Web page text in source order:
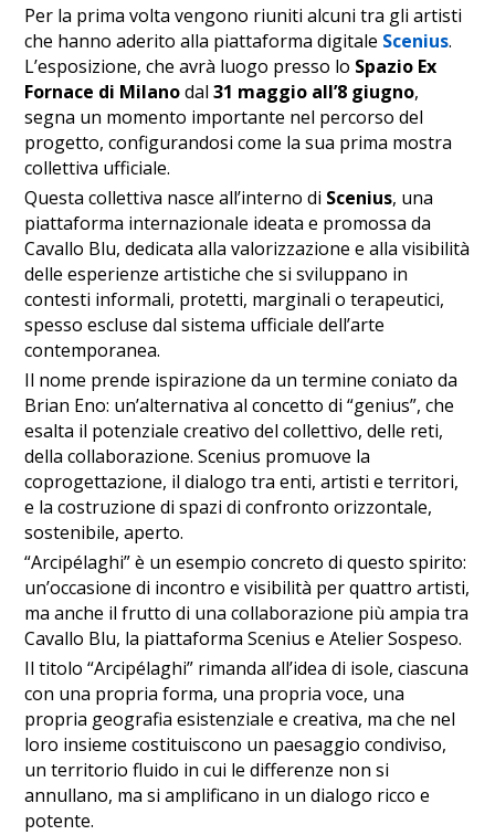
Per la prima volta vengono riuniti alcuni tra gli artisti
che hanno aderito alla piattaforma digitale Scenius.
L’esposizione, che avrà luogo presso lo Spazio Ex
Fornace di Milanodal31 maggio all’8 giugno,
segna un momento importante nel percorso del
progetto, configurandosi come la sua prima mostra
collettiva ufficiale.
Questa collettiva nasce all’interno di Scenius, una
piattaforma internazionale ideata e promossa da
Cavallo Blu, dedicata alla valorizzazione e alla visibilità
delle esperienze artistiche che si sviluppano in
contesti informali, protetti, marginali o terapeutici,
spesso escluse dal sistema ufficiale dell’arte
contemporanea.
Il nome prende ispirazione da un termine coniato da
Brian Eno: un’alternativa al concetto di “genius”, che
esalta il potenziale creativo del collettivo, delle reti,
della collaborazione. Scenius promuove la
coprogettazione, il dialogo tra enti, artisti e territori,
e la costruzione di spazi di confronto orizzontale,
sostenibile, aperto.
“Arcipélaghi” è un esempio concreto di questo spirito:
un’occasione di incontro e visibilità per quattro artisti,
ma anche il frutto di una collaborazione più ampia tra
Cavallo Blu, la piattaforma Scenius e Atelier Sospeso.
Il titolo “Arcipélaghi” rimanda all’idea di isole, ciascuna
con una propria forma, una propria voce, una
propria geografia esistenziale e creativa, ma che nel
loro insieme costituiscono un paesaggio condiviso,
un territorio fluido in cui le differenze non si
annullano, ma si amplificano in un dialogo ricco e
potente.